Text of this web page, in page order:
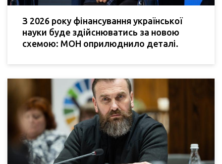
З 2026 року фінансування української
науки буде здійснюватись за новою
схемою: МОН оприлюднило деталі.